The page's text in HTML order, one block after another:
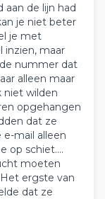
aan de lijn had
je niet beter
je met
inzien, maar
nummer dat
alleen maar
niet wilden
opgehangen
dat ze
e-mail alleen
op schiet....
moeten
ergste van
dat ze